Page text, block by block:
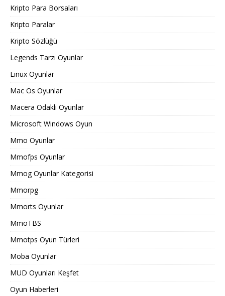
Kripto Para Borsaları
Kripto Paralar
Kripto Sözlüğü
Legends Tarzı Oyunlar
Linux Oyunlar
Mac Os Oyunlar
Macera Odaklı Oyunlar
Microsoft Windows Oyun
Mmo Oyunlar
Mmofps Oyunlar
Mmog Oyunlar Kategorisi
Mmorpg
Mmorts Oyunlar
MmoTBS
Mmotps Oyun Türleri
Moba Oyunlar
MUD Oyunları Keşfet
Oyun Haberleri